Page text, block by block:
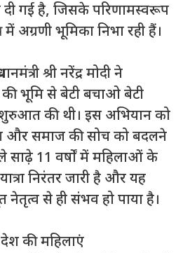
दी गई है, जिसके परिणामस्वरूप
अग्रणी भूमिका निभा रही हैं।
श्री नरेंद्र मोदी ने
की भूमि से बेटी बचाओ बेटी
की थी। इस अभियान को
और समाज की सोच को बदलने
साढ़े 11 वर्षों में महिलाओं के
निरंतर जारी है और यह
से ही संभव हो पाया है।
की महिलाएं